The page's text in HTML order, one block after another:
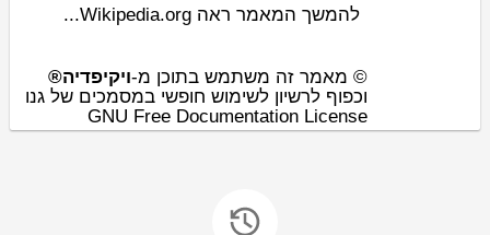
להמשך המאמר ראה Wikipedia.org...
© מאמר זה משתמש בתוכן מ-ויקיפדיה®
וכפוף לרשיון לשימוש חופשי במסמכים של גנו
GNU Free Documentation License